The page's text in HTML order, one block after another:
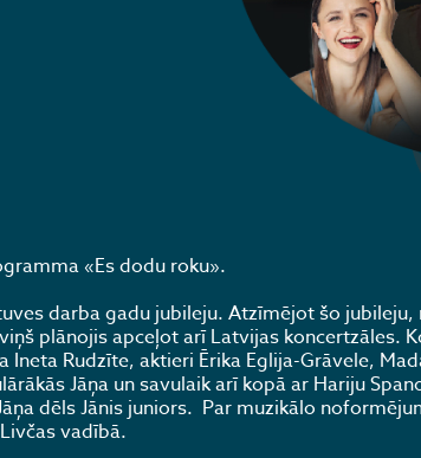
«Es dodu roku».
darba gadu jubileju. Atzīmējot šo jubileju,
plānojis apceļot arī Latvijas koncertzāles.
Rudzīte, aktieri Ērika Eglija-Grāvele,
Jāņa un savulaik arī kopā ar Hariju
dēls Jānis juniors. Par muzikālo
vadībā.